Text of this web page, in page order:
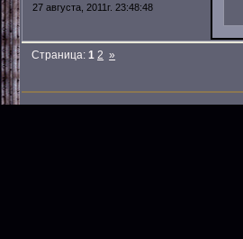
27 августа, 2011г. 23:48:48
Страница:1 2 »